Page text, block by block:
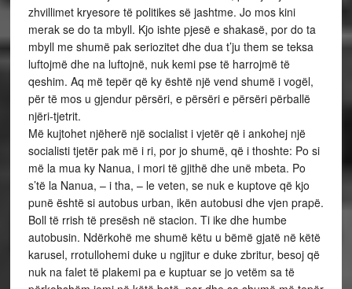
zhvillimet kryesore të politikes së jashtme. Jo mos kini
merak se do ta mbyll. Kjo ishte pjesë e shakasë, por do ta
mbyll me shumë pak seriozitet dhe dua t’ju them se teksa
luftojmë dhe na luftojnë, nuk kemi pse të harrojmë të
qeshim. Aq më tepër që ky është një vend shumë i vogël,
për të mos u gjendur përsëri, e përsëri e përsëri përballë
njëri-tjetrit.
Më kujtohet njëherë një socialist i vjetër që i ankohej një
socialisti tjetër pak më i ri, por jo shumë, që i thoshte: Po si
më la mua ky Nanua, i mori të gjithë dhe unë mbeta. Po
s’të la Nanua, – i tha, – le veten, se nuk e kuptove që kjo
punë është si autobus urban, ikën autobusi dhe vjen prapë.
Boll të rrish të presësh në stacion. Ti ike dhe humbe
autobusin. Ndërkohë me shumë këtu u bëmë gjatë në këtë
karusel, rrotullohemi duke u ngjitur e duke zbritur, besoj që
nuk na falet të plakemi pa e kuptuar se jo vetëm sa të